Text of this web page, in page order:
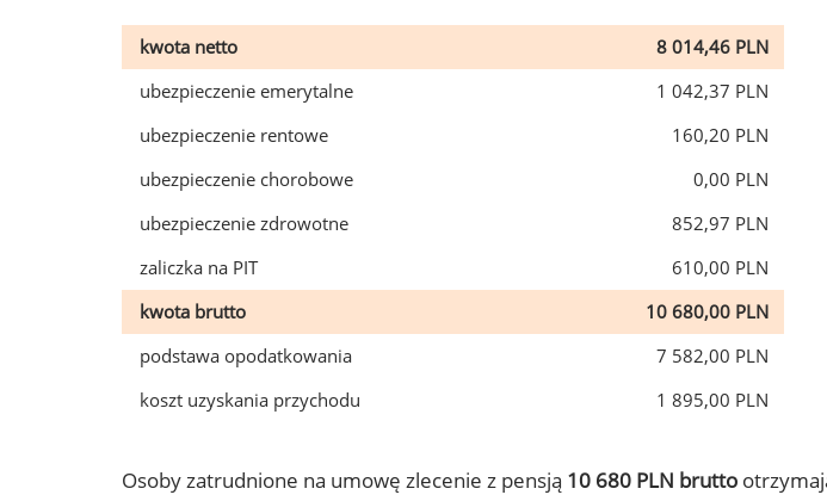
kwota netto
8 014,46 PLN
ubezpieczenie emerytalne
1 042,37 PLN
ubezpieczenie rentowe
160,20 PLN
ubezpieczenie chorobowe
0,00 PLN
ubezpieczenie zdrowotne
852,97 PLN
zaliczka na PIT
610,00 PLN
kwota brutto
10 680,00 PLN
podstawa opodatkowania
7 582,00 PLN
koszt uzyskania przychodu
1 895,00 PLN
Osoby zatrudnione na umowę zlecenie z pensją 10 680 PLN brutto